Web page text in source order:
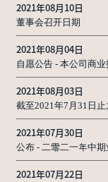
2021年08月10日
董事会召开日期
2021年08月04日
自愿公告 - 本公司商
2021年08月03日
截至2021年7月31日
2021年07月30日
公布 - 二零二一年中
2021年07月22日